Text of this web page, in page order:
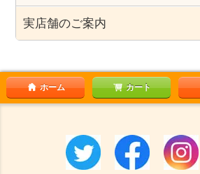
実店舗のご案内
ホーム カート